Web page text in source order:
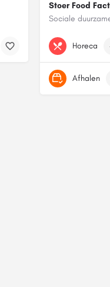
Stoer Food
0722203488
Horeca
Afhalen